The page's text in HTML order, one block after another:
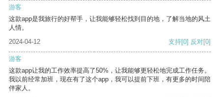
游客
这款app是我旅行的好帮手，让我能够轻松找到目的地，了解当地的风土
人情。
2024-04-12
支持[0] 反对[0]
游客
这款app让我的工作效率提高了50%，让我能够更轻松地完成工作任务。
我以前经常加班，现在有了这个app，我可以提前下班，有更多的时间陪
伴家人。